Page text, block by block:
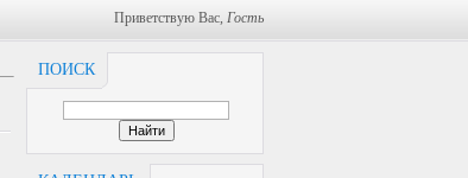
Приветствую Вас, Гость
ПОИСК